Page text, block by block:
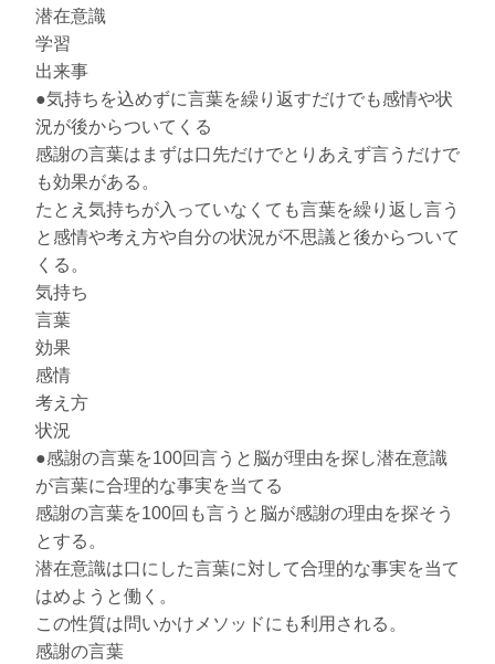
潜在意識
学習
出来事
●気持ちを込めずに言葉を繰り返すだけでも感情や状
況が後からついてくる
感謝の言葉はまずは口先だけでとりあえず言うだけで
も効果がある。
たとえ気持ちが入っていなくても言葉を繰り返し言う
と感情や考え方や自分の状況が不思議と後からついて
くる。
気持ち
言葉
効果
感情
考え方
状況
●感謝の言葉を100回言うと脳が理由を探し潜在意識
が言葉に合理的な事実を当てる
感謝の言葉を100回も言うと脳が感謝の理由を探そう
とする。
潜在意識は口にした言葉に対して合理的な事実を当て
はめようと働く。
この性質は問いかけメソッドにも利用される。
感謝の言葉